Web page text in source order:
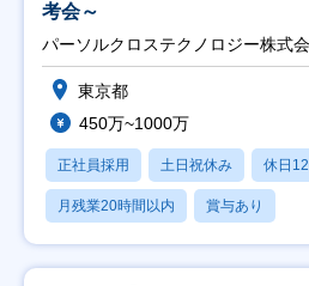
考会～
パーソルクロステクノロジー株式
東京都
450万~1000万
正社員採用 土日祝休み 休日
月残業20時間以内 賞与あり